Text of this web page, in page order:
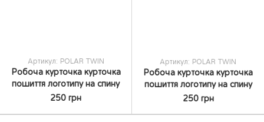
Артикул: POLAR TWIN
Робоча курточка курточка
пошиття логотипу на спину
250 грн
Артикул: POLAR TWIN
Робоча курточка курточка
пошиття логотипу на спину
250 грн